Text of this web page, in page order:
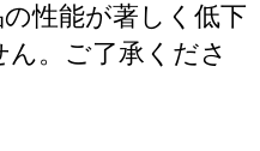
性能が著しく低下
。ご了承くださ